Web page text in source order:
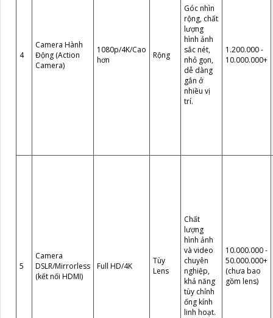
4
Camera Hành
Động (Action
Camera)
1080p/4K/Cao
hơn
Rộng
Góc nhìn
rộng, chất
lượng
hình ảnh
sắc nét,
nhỏ gọn,
dễ dàng
gắn ở
nhiều vị
trí.
1.200.000 -
10.000.000+
5
Camera
DSLR/Mirrorless
(kết nối HDMI)
Full HD/4K
Tùy
Lens
Chất
lượng
hình ảnh
và video
chuyên
nghiệp,
khả năng
tùy chỉnh
ống kính
linh hoạt.
10.000.000 -
50.000.000+
(chưa bao
gồm lens)